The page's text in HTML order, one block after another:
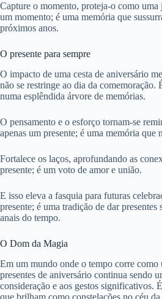
Capture o momento, proteja-o como uma
um momento; é uma memória que
próximos anos.
O presente para sempre
O impacto de uma cesta de aniversário
não se restringe ao dia da comemoração.
numa esplêndida árvore de memórias.
O pensamento e o esforço tornam-se
apenas um presente; é uma memória que
Fortalece os laços, aprofundando as
presente; é um voto de amor e união.
E isso eleva a fasquia para futuras
presente; é uma tradição de dar presentes
anais do tempo.
O Dom da Magia
Em um mundo onde o tempo corre como
presentes de aniversário continua sendo
consideração e aos gestos significativos.
que brilham como constelações no céu